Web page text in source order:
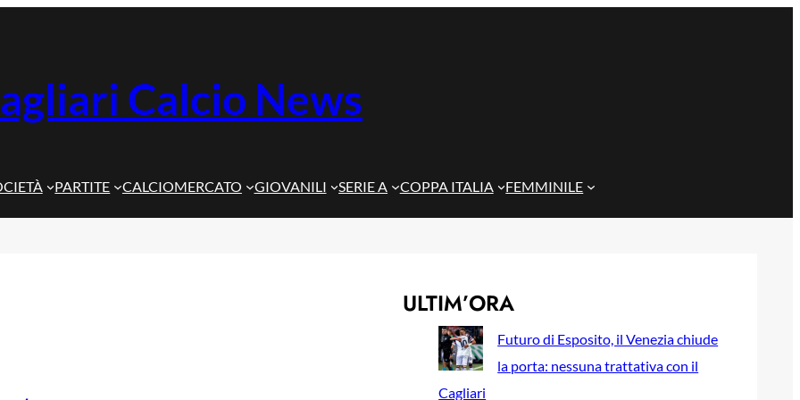
Calcio News
PARTITE CALCIOMERCATO GIOVANILI SERIE A COPPA ITALIA FEMMINILE
ULTIM’ORA
Futuro di Esposito, il Venezia chiude
la porta: nessuna trattativa con il
Cagliari